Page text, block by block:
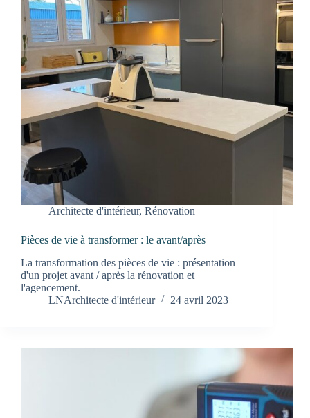
Architecte d'intérieur, Rénovation
Pièces de vie à transformer : le avant/après
La transformation des pièces de vie : présentation
d'un projet avant / après la rénovation et
l'agencement.
LNArchitecte d'intérieur
24 avril 2023